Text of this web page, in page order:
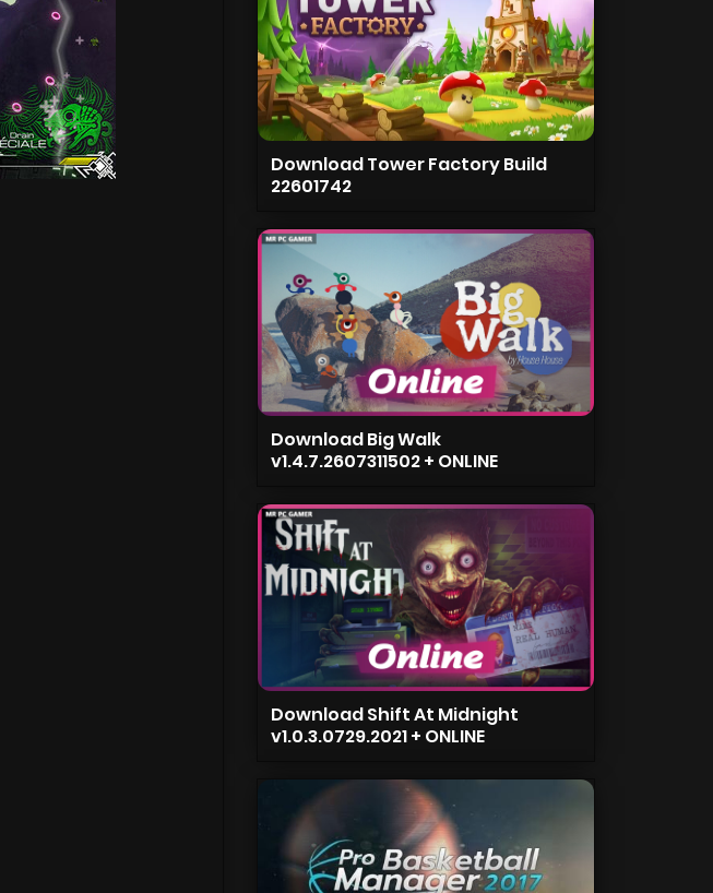
Download Tower Factory Build
22601742
Download Big Walk
v1.4.7.2607311502 + ONLINE
Download Shift At Midnight
v1.0.3.0729.2021 + ONLINE